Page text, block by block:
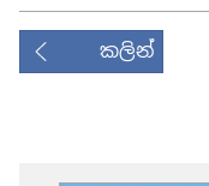
කලින්